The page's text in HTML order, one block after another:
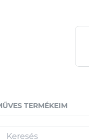
TERMÉKEIM